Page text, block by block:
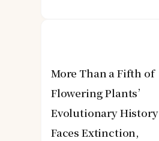
More Than a Fifth of
Flowering Plants’
Evolutionary History
Faces Extinction,